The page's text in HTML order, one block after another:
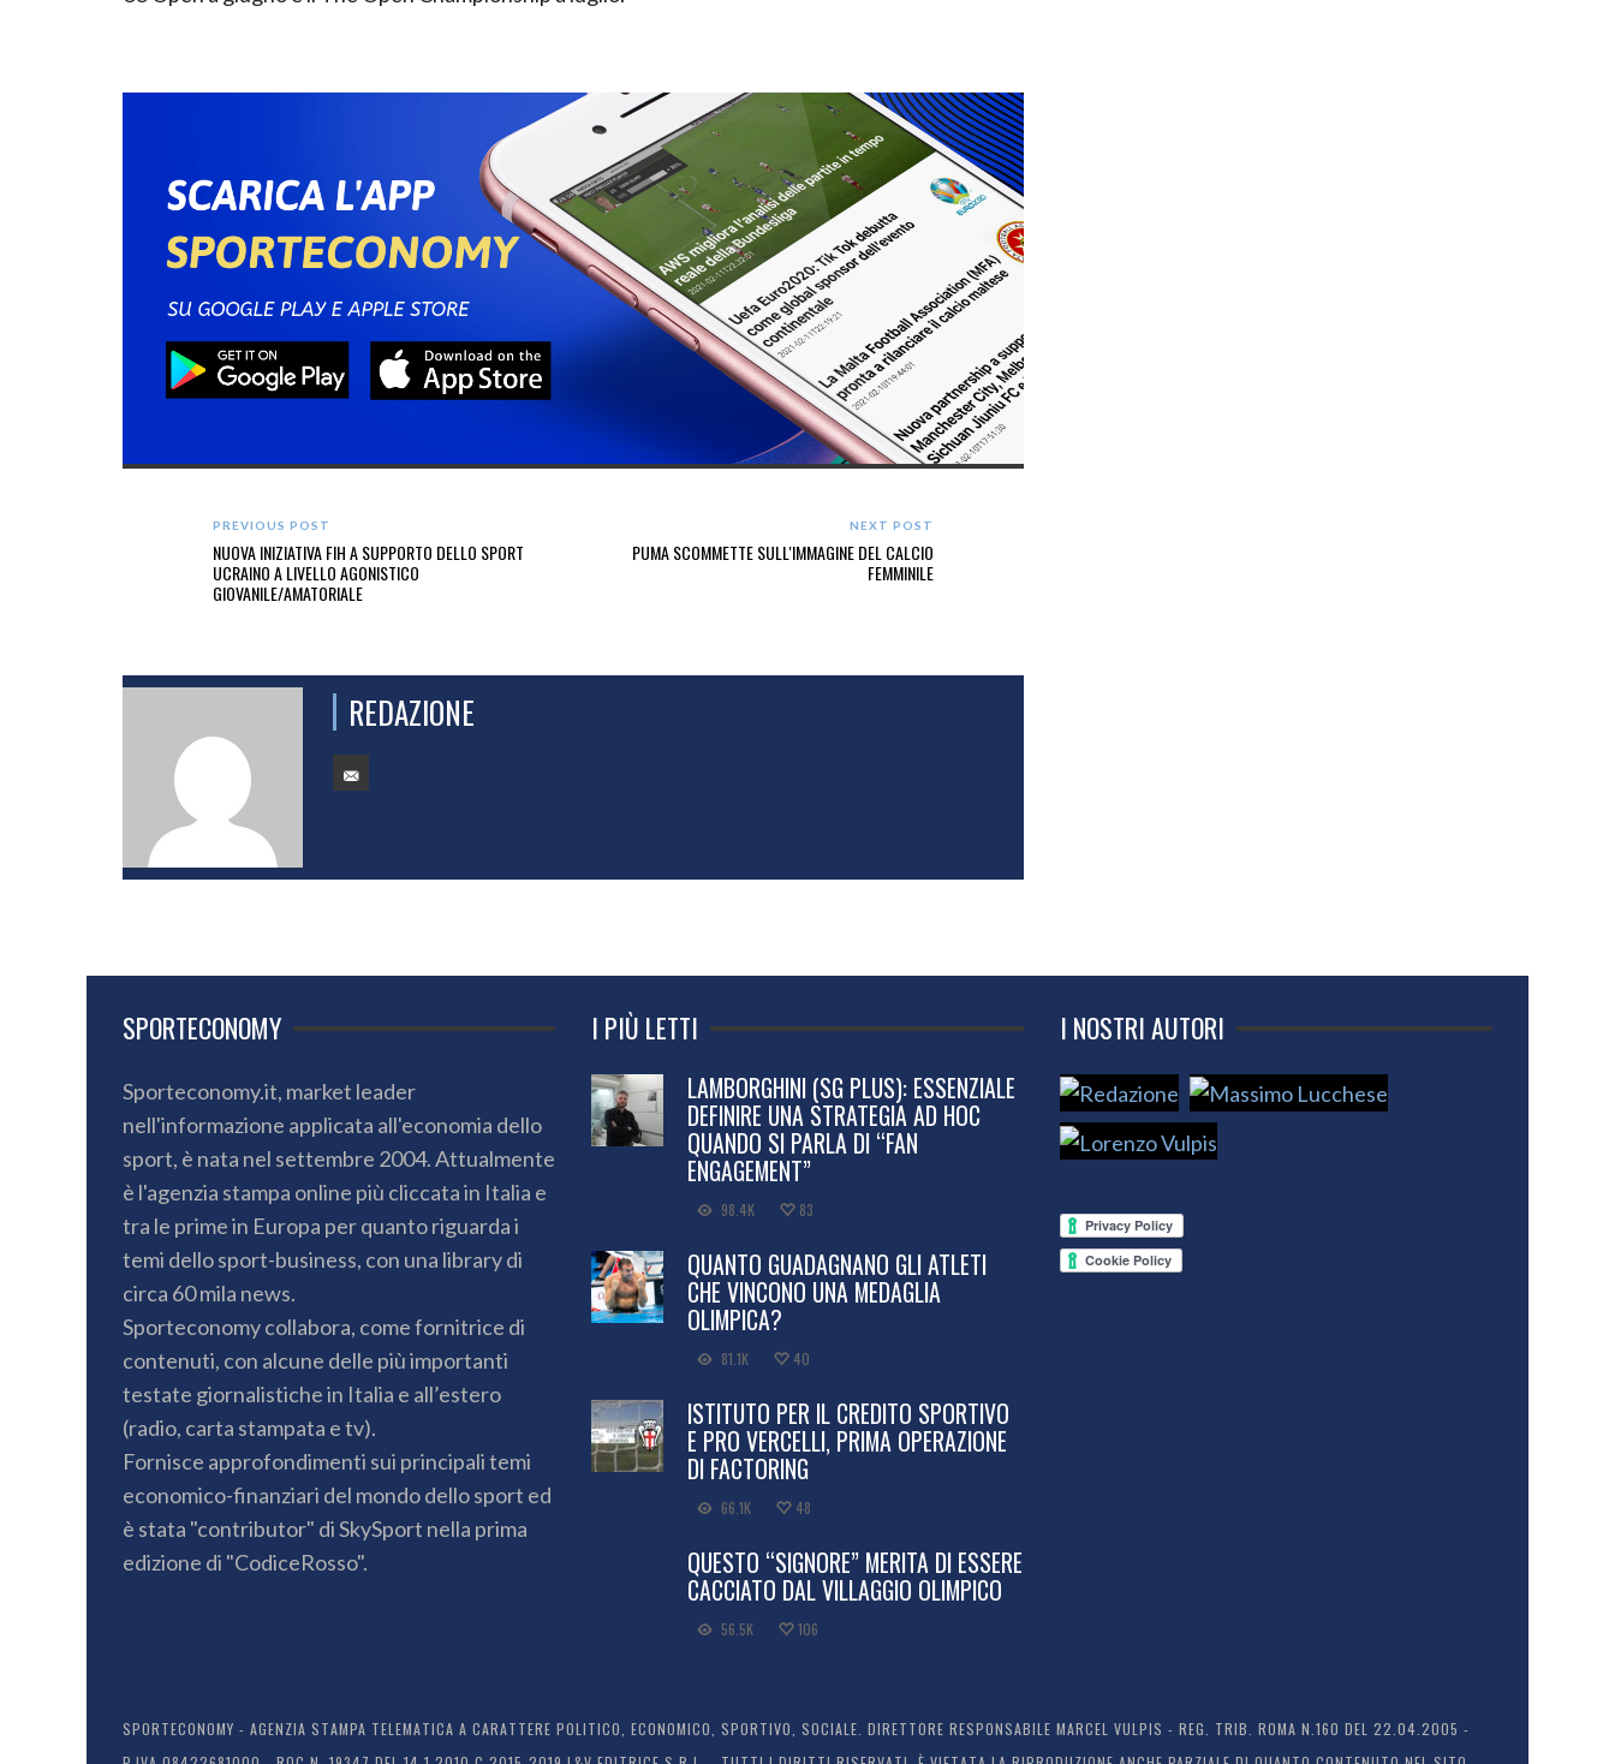
PREVIOUS POST
NUOVA INIZIATIVA FIH A SUPPORTO DELLO SPORT
UCRAINO A LIVELLO AGONISTICO
GIOVANILE/AMATORIALE
NEXT POST
PUMA SCOMMETTE SULL'IMMAGINE DEL CALCIO
FEMMINILE
REDAZIONE
SPORTECONOMY
Sporteconomy.it, market leader
nell'informazione applicata all'economia dello
sport, è nata nel settembre 2004. Attualmente
è l'agenzia stampa online più cliccata in Italia e
tra le prime in Europa per quanto riguarda i
temi dello sport-business, con una library di
circa 60 mila news.
Sporteconomy collabora, come fornitrice di
contenuti, con alcune delle più importanti
testate giornalistiche in Italia e all’estero
(radio, carta stampata e tv).
Fornisce approfondimenti sui principali temi
economico-finanziari del mondo dello sport ed
è stata "contributor" di SkySport nella prima
edizione di "CodiceRosso".
I PIÙ LETTI
LAMBORGHINI (SG PLUS): ESSENZIALE
DEFINIRE UNA STRATEGIA AD HOC
QUANDO SI PARLA DI “FAN
ENGAGEMENT”
98.4K 83
QUANTO GUADAGNANO GLI ATLETI
CHE VINCONO UNA MEDAGLIA
OLIMPICA?
81.1K 40
ISTITUTO PER IL CREDITO SPORTIVO
E PRO VERCELLI, PRIMA OPERAZIONE
DI FACTORING
66.1K 48
QUESTO “SIGNORE” MERITA DI ESSERE
CACCIATO DAL VILLAGGIO OLIMPICO
56.5K 106
I NOSTRI AUTORI
SPORTECONOMY - AGENZIA STAMPA TELEMATICA A CARATTERE POLITICO, ECONOMICO, SPORTIVO, SOCIALE. DIRETTORE RESPONSABILE MARCEL VULPIS - REG. TRIB. ROMA N.160 DEL 22.04.2005 -